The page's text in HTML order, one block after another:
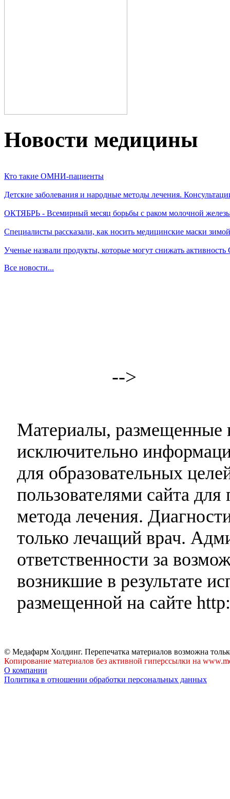
Новости медицины
Кто такие ОМНИ-пациенты
Детские заболевания и народные методы лечения.
ОКТЯБРЬ - Всемирный месяц борьбы с раком молочной
Специалисты рассказали, как носить медицинские маски зимой
Ученые назвали продукты, которые могут снижать
Все новости...
-->
Материалы, размещенные
исключительно
для образовательных
пользователями сайта
метода лечения.
только лечащий врач.
ответственности за
возникшие в результате
размещенной на сайте
© Медафарм Холдинг. Перепечатка материалов возможна
Копирование материалов без активной гиперссылки на
О компании
Политика в отношении обработки персональных данных